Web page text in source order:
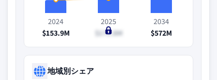
2024
$153.9M
2025
$171.8M
2034
$572M
地域別シェア